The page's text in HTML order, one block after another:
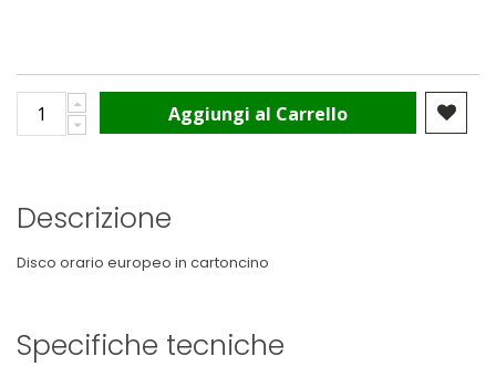
Aggiungi al Carrello
Descrizione
Disco orario europeo in cartoncino
Specifiche tecniche